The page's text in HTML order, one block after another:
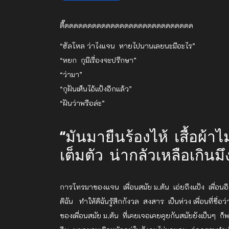
ตื๊ดดดดดดดดดดดดดดดดดดดดดดดดดดดด
“ฮัลโหล ว่าไงแจน หายไปนานเลยนะมีอะไร”
“หยก กุมีเรื่องจะปรึกษา”
“ว่ามา”
“กุฝันเห็นไอ้แป้งอีกแล้ว”
“ฝันว่าพรือล่ะ”
“มันมายืนร้องไห้ เสื้อผ้า
เต็มตัว น่ากลัวเหลือเกินมึ
การโทรมาของแจน เพื่อนสมัย ม.ต้น เอ่ยถึงแป้ง เพื่อน
ดิฉัน ทำให้ดิฉันรู้สึกกังวล สงสาร เป็นห่วง เพื่อนที่ชื่อว่
ของเพื่อนสมัย ม.ต้น ที่เคยเจอเคยคุยกันสมัยยังเป็นๆ